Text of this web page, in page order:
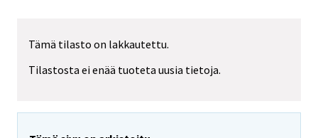
Tämä tilasto on lakkautettu.
Tilastosta ei enää tuoteta uusia tietoja.